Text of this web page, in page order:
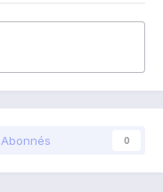
Abonnés 0